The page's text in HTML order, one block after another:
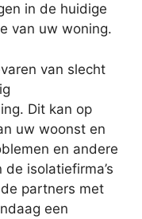
in de huidige
van uw woning.
van slecht
Dit kan op
uw woonst en
en andere
isolatiefirma’s
partners met
een